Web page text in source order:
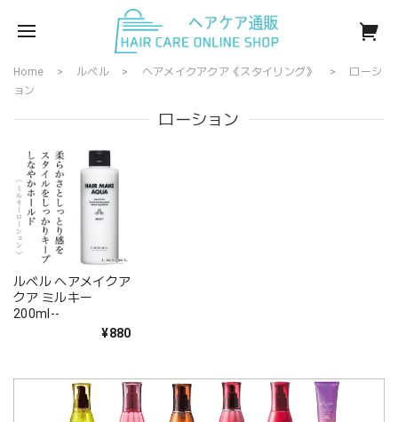
Home ルベル ヘアメイクアクア《スタイリング》
ローシ
ョン
ローション
ルベル ヘアメイクア
クア ミルキー
200ml--
¥880